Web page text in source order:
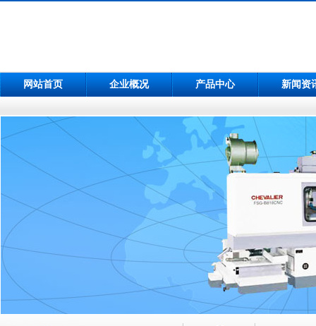
网站首页 企业概况 产品中心 新闻资